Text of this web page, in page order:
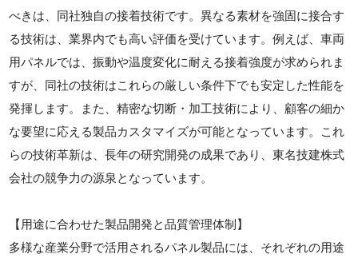
べきは、同社独自の接着技術です。異なる素材を強固に接合す
る技術は、業界内でも高い評価を受けています。例えば、車両
用パネルでは、振動や温度変化に耐える接着強度が求められま
すが、同社の技術はこれらの厳しい条件下でも安定した性能を
発揮します。また、精密な切断・加工技術により、顧客の細か
な要望に応える製品カスタマイズが可能となっています。これ
らの技術革新は、長年の研究開発の成果であり、東名技建株式
会社の競争力の源泉となっています。
【用途に合わせた製品開発と品質管理体制】
多様な産業分野で活用されるパネル製品には、それぞれの用途